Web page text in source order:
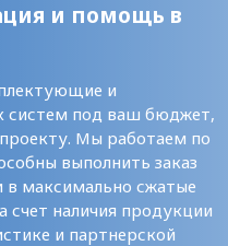
и помощь в
и
систем под ваш бюджет,
Мы работаем по
выполнить заказ
в максимально сжатые
наличия продукции
и партнерской